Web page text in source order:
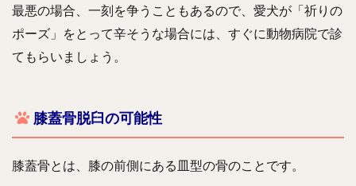
最悪の場合、一刻を争うこともあるので、愛犬が「祈りの
ポーズ」をとって辛そうな場合には、すぐに動物病院で診
てもらいましょう。
膝蓋骨脱臼の可能性
膝蓋骨とは、膝の前側にある皿型の骨のことです。